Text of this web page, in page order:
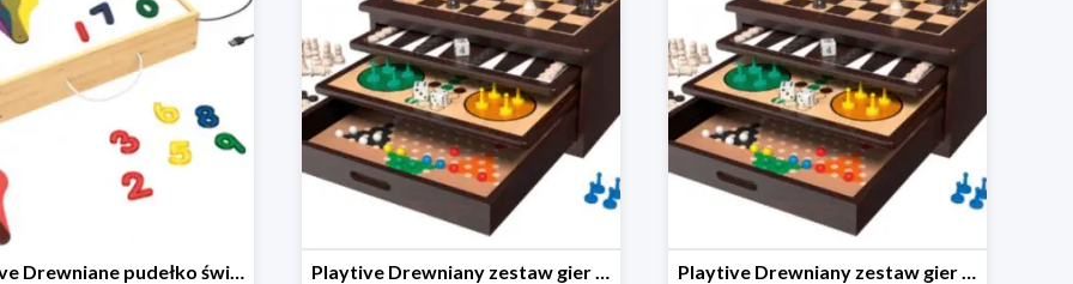
Playtive Drewniane pudełko świetlne MONTESSORI Playtive Drewniany zestaw gier 10 w 1 Playtive Drewniany zestaw gier 10 w 1